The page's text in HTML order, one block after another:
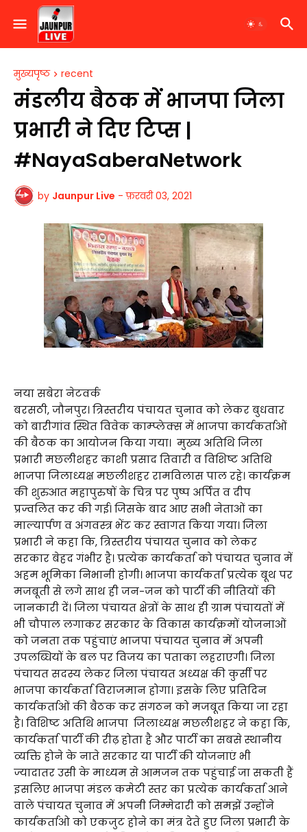
मुख्यपृष्ठ recent
मंडलीय बैठक में भाजपा जिला
प्रभारी ने दिए टिप्स |
#NayaSaberaNetwork
by Jaunpur Live - फ़रवरी 03, 2021
नया सबेरा नेटवर्क
बरसठी, जौनपुर। त्रिस्तरीय पंचायत चुनाव को लेकर बुधवार
को बारीगांव स्थित विवेक काम्प्लेक्स में भाजपा कार्यकर्ताओं
की बैठक का आयोजन किया गया। मुख्य अतिथि जिला
प्रभारी मछलीशहर काशी प्रसाद तिवारी व विशिष्ट अतिथि
भाजपा जिलाध्यक्ष मछलीशहर रामविलास पाल रहे। कार्यक्रम
की शुरुआत महापुरुषों के चित्र पर पुष्प अर्पित व दीप
प्रज्वलित कर की गई। जिसके बाद आए सभी नेताओं का
माल्यार्पण व अंगवस्त्र भेंट कर स्वागत किया गया। जिला
प्रभारी ने कहा कि, त्रिस्तरीय पंचायत चुनाव को लेकर
सरकार बेहद गंभीर है। प्रत्येक कार्यकर्ता को पंचायत चुनाव में
अहम भूमिका निभानी होगी। भाजपा कार्यकर्ता प्रत्येक बूथ पर
मजबूती से लगे साथ ही जन-जन को पार्टी की नीतियों की
जानकारी दें। जिला पंचायत क्षेत्रों के साथ ही ग्राम पंचायतों में
भी चौपाल लगाकर सरकार के विकास कार्यक्रमों योजनाओं
को जनता तक पहुंचाएं भाजपा पंचायत चुनाव में अपनी
उपलब्धियों के बल पर विजय का पताका लहराएगी। जिला
पंचायत सदस्य लेकर जिला पंचायत अध्यक्ष की कुर्सी पर
भाजपा कार्यकर्ता विराजमान होगा। इसके लिए प्रतिदिन
कार्यकर्ताओं की बैठक कर संगठन को मजबूत किया जा रहा
है। विशिष्ट अतिथि भाजपा जिलाध्यक्ष मछलीशहर ने कहा कि,
कार्यकर्ता पार्टी की रीढ़ होता है और पार्टी का सबसे स्थानीय
व्यक्ति होने के नाते सरकार या पार्टी की योजनाएं भी
ज्यादातर उसी के माध्यम से आमजन तक पहुंचाई जा सकती हैं
इसलिए भाजपा मंडल कमेटी स्तर का प्रत्येक कार्यकर्ता आने
वाले पंचायत चुनाव में अपनी जिम्मेदारी को समझें उन्होंने
कार्यकर्ताओ को एकजुट होने का मंत्र देते हुए जिला प्रभारी के